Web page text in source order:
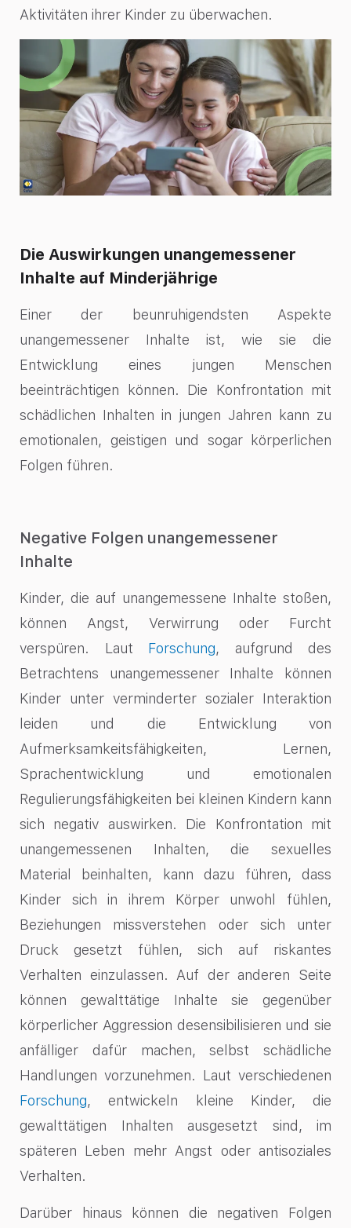
Aktivitäten ihrer Kinder zu überwachen.
Die Auswirkungen unangemessener
Inhalte auf Minderjährige
Einer der beunruhigendsten Aspekte
unangemessener Inhalte ist, wie sie die
Entwicklung eines jungen Menschen
beeinträchtigen können. Die Konfrontation mit
schädlichen Inhalten in jungen Jahren kann zu
emotionalen, geistigen und sogar körperlichen
Folgen führen.
Negative Folgen unangemessener
Inhalte
Kinder, die auf unangemessene Inhalte stoßen,
können Angst, Verwirrung oder Furcht
verspüren. Laut Forschung, aufgrund des
Betrachtens unangemessener Inhalte können
Kinder unter verminderter sozialer Interaktion
leiden und die Entwicklung von
Aufmerksamkeitsfähigkeiten, Lernen,
Sprachentwicklung und emotionalen
Regulierungsfähigkeiten bei kleinen Kindern kann
sich negativ auswirken. Die Konfrontation mit
unangemessenen Inhalten, die sexuelles
Material beinhalten, kann dazu führen, dass
Kinder sich in ihrem Körper unwohl fühlen,
Beziehungen missverstehen oder sich unter
Druck gesetzt fühlen, sich auf riskantes
Verhalten einzulassen. Auf der anderen Seite
können gewalttätige Inhalte sie gegenüber
körperlicher Aggression desensibilisieren und sie
anfälliger dafür machen, selbst schädliche
Handlungen vorzunehmen. Laut verschiedenen
Forschung, entwickeln kleine Kinder, die
gewalttätigen Inhalten ausgesetzt sind, im
späteren Leben mehr Angst oder antisoziales
Verhalten.
Darüber hinaus können die negativen Folgen